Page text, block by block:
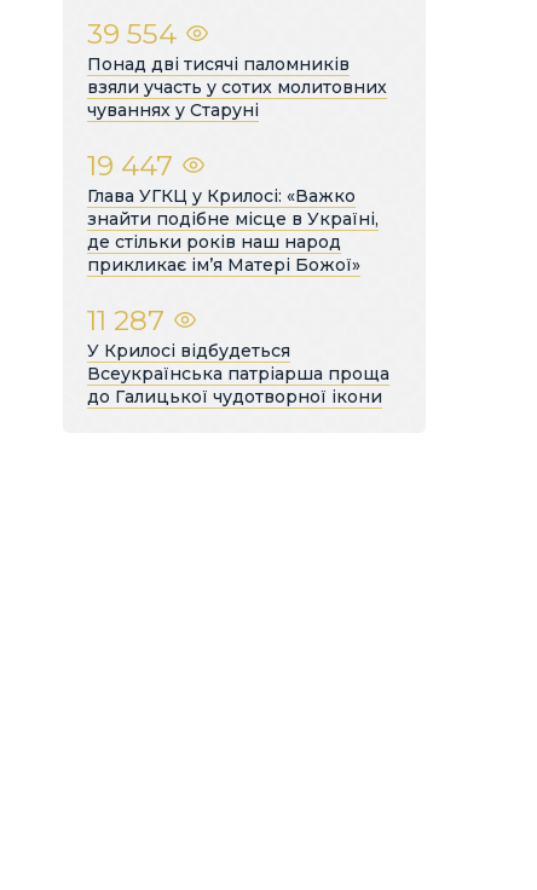
39 554
Понад дві тисячі паломників
взяли участь у сотих молитовних
чуваннях у Старуні
19 447
Глава УГКЦ у Крилосі: «Важко
знайти подібне місце в Україні,
де стільки років наш народ
прикликає ім’я Матері Божої»
11 287
У Крилосі відбудеться
Всеукраїнська патріарша проща
до Галицької чудотворної ікони